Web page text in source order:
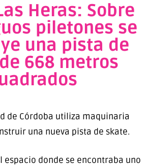
Heras: Sobre
piletones se
una pista de
668 metros
de Córdoba utiliza maquinaria
una nueva pista de skate.
espacio donde se encontraba uno